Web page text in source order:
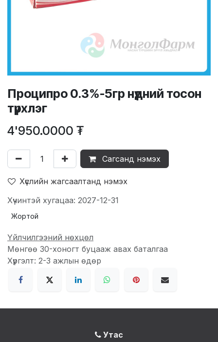
Проципро 0.3%-5гр нүдний тосон
түрхлэг
4'950.0000 ₮
Сагсанд нэмэх
Хүслийн жагсаалтанд нэмэх
Хүчинтэй хугацаа: 2027-12-31
Жортой
Үйлчилгээний нөхцөл
Мөнгөө 30-хоногт буцааж авах баталгаа
Хүргэлт: 2-3 ажлын өдөр
Утас